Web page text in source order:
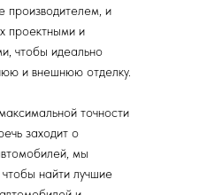
и
проектными и
чтобы идеально
и внешнюю отделку.
точности
заходит о
мы
найти лучшие